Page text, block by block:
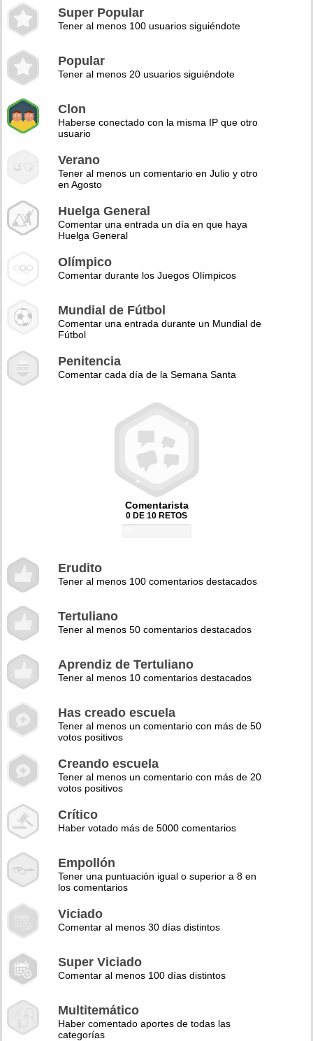
Super Popular
Tener al menos 100 usuarios siguiéndote
Popular
Tener al menos 20 usuarios siguiéndote
Clon
Haberse conectado con la misma IP que otro
usuario
Verano
Tener al menos un comentario en Julio y otro
en Agosto
Huelga General
Comentar una entrada un día en que haya
Huelga General
Olímpico
Comentar durante los Juegos Olímpicos
Mundial de Fútbol
Comentar una entrada durante un Mundial de
Fútbol
Penitencia
Comentar cada día de la Semana Santa
Comentarista
0 DE 10 RETOS
Erudito
Tener al menos 100 comentarios destacados
Tertuliano
Tener al menos 50 comentarios destacados
Aprendiz de Tertuliano
Tener al menos 10 comentarios destacados
Has creado escuela
Tener al menos un comentario con más de 50
votos positivos
Creando escuela
Tener al menos un comentario con más de 20
votos positivos
Crítico
Haber votado más de 5000 comentarios
Empollón
Tener una puntuación igual o superior a 8 en
los comentarios
Viciado
Comentar al menos 30 días distintos
Super Viciado
Comentar al menos 100 días distintos
Multitemático
Haber comentado aportes de todas las
categorías